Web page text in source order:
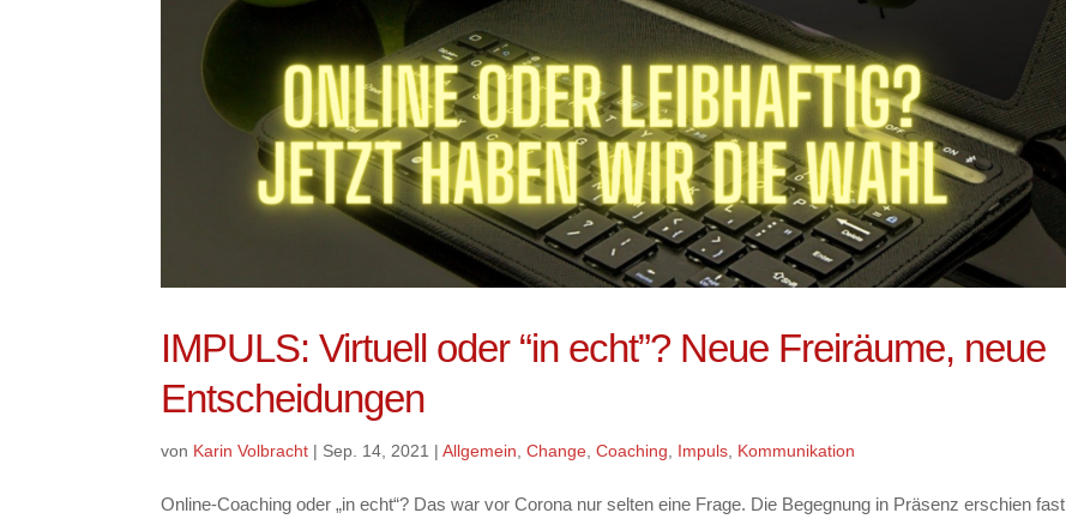
IMPULS: Virtuell oder “in echt”? Neue Freiräume, neue
Entscheidungen
von Karin Volbracht | Sep. 14, 2021 |Allgemein,Change,Coaching, Impuls, Kommunikation
Online-Coaching oder „in echt“? Das war vor Corona nur selten eine Frage. Die Begegnung in Präsenz erschien fast